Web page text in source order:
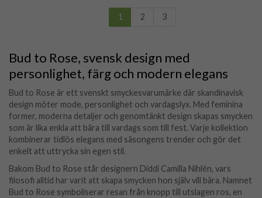
1 2 3
Bud to Rose, svensk design med
personlighet, färg och modern elegans
Bud to Rose är ett svenskt smyckesvarumärke där skandinavisk
design möter mode, personlighet och vardagslyx. Med feminina
former, moderna detaljer och genomtänkt design skapas smycken
som är lika enkla att bära till vardags som till fest. Varje kollektion
kombinerar tidlös elegans med säsongens trender och gör det
enkelt att uttrycka sin egen stil.
Bakom Bud to Rose står designern Diddi Camilla Nihlén, vars
filosofi alltid har varit att skapa smycken hon själv vill bära. Namnet
Bud to Rose symboliserar resan från knopp till utslagen ros, en